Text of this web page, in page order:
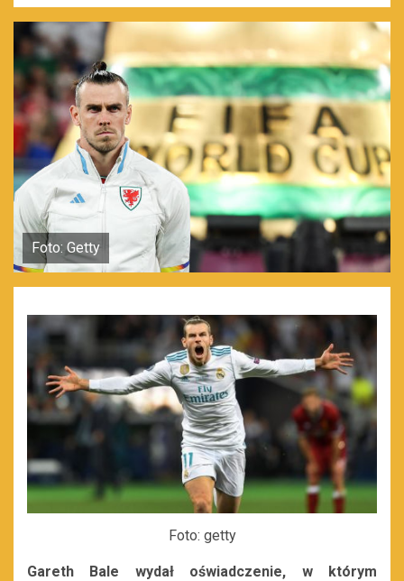
Foto: Getty
Foto: getty
Gareth Bale wydał oświadczenie, w którym